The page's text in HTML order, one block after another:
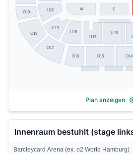
O19
O18
O17
O16 O15 O14
U20
U19
U18
U17
U16
I1
I4
Plan anzeigen
Innenraum bestuhlt (stage
Barcleycard Arena (ex. o2 World Hamburg)